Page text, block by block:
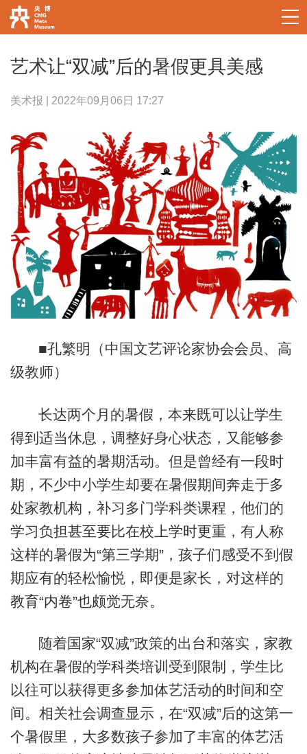
艺术让“双减”后的暑假更具美感
美术报 | 2022年09月06日 17:27
■孔繁明（中国文艺评论家协会会员、高
级教师）
长达两个月的暑假，本来既可以让学生
得到适当休息，调整好身心状态，又能够参
加丰富有益的暑期活动。但是曾经有一段时
期，不少中小学生却要在暑假期间奔走于多
处家教机构，补习多门学科类课程，他们的
学习负担甚至要比在校上学时更重，有人称
这样的暑假为“第三学期”，孩子们感受不到假
期应有的轻松愉悦，即便是家长，对这样的
教育“内卷”也颇觉无奈。
随着国家“双减”政策的出台和落实，家教
机构在暑假的学科类培训受到限制，学生比
以往可以获得更多参加体艺活动的时间和空
间。相关社会调查显示，在“双减”后的这第一
个暑假里，大多数孩子参加了丰富的体艺活